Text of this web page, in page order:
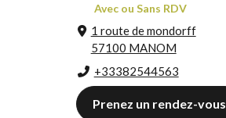
Avec ou Sans RDV
1 route de mondorff
57100 MANOM
+33382544563
Prenez un rendez-vous